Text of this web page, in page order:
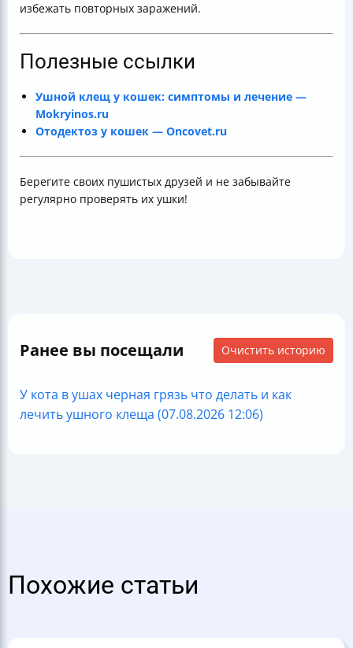
избежать повторных заражений.
Полезные ссылки
Ушной клещ у кошек: симптомы и лечение —
Mokryinos.ru
Отодектоз у кошек — Oncovet.ru
Берегите своих пушистых друзей и не забывайте
регулярно проверять их ушки!
Ранее вы посещали Очистить историю
У кота в ушах черная грязь что делать и как
лечить ушного клеща (07.08.2026 12:06)
Похожие статьи